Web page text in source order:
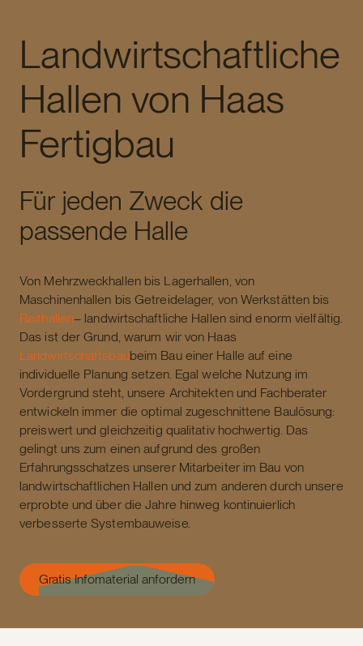
Landwirtschaftliche
Hallen von Haas
Fertigbau
Für jeden Zweck die
passende Halle
Von Mehrzweckhallen bis Lagerhallen, von
Maschinenhallen bis Getreidelager, von Werkstätten bis
Reithallen– landwirtschaftliche Hallen sind enorm vielfältig.
Das ist der Grund, warum wir von Haas
Landwirtschaftsbaubeim Bau einer Halle auf eine
individuelle Planung setzen. Egal welche Nutzung im
Vordergrund steht, unsere Architekten und Fachberater
entwickeln immer die optimal zugeschnittene Baulösung:
preiswert und gleichzeitig qualitativ hochwertig. Das
gelingt uns zum einen aufgrund des großen
Erfahrungsschatzes unserer Mitarbeiter im Bau von
landwirtschaftlichen Hallen und zum anderen durch unsere
erprobte und über die Jahre hinweg kontinuierlich
verbesserte Systembauweise.
Gratis Infomaterial anfordern